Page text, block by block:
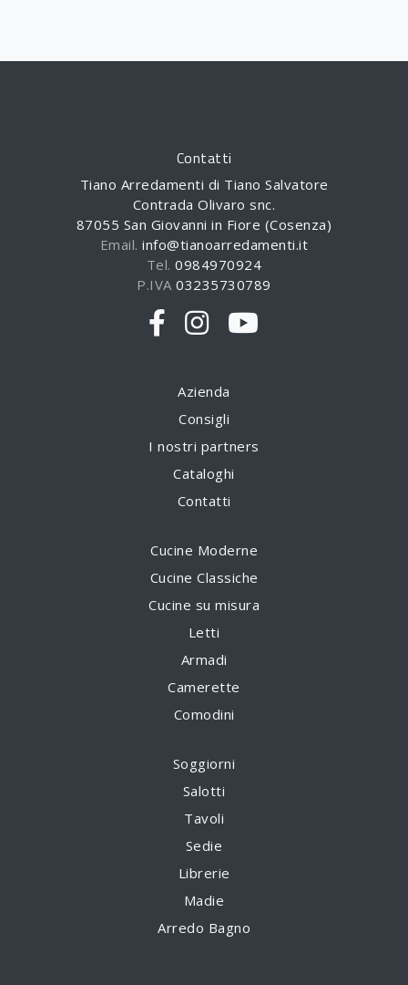
Contatti
Tiano Arredamenti di Tiano Salvatore
Contrada Olivaro snc.
87055 San Giovanni in Fiore (Cosenza)
Email.info@tianoarredamenti.it
Tel.0984970924
P.IVA03235730789
Azienda
Consigli
I nostri partners
Cataloghi
Contatti
Cucine Moderne
Cucine Classiche
Cucine su misura
Letti
Armadi
Camerette
Comodini
Soggiorni
Salotti
Tavoli
Sedie
Librerie
Madie
Arredo Bagno